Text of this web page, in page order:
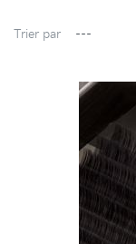
Trier par